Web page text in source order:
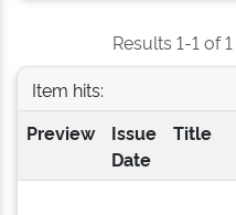
Results 1-1 of
Item hits:
Preview
Issue
Date
Title